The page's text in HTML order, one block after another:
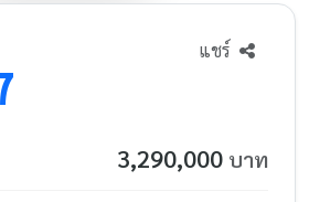
แชร์
3,290,000 บาท